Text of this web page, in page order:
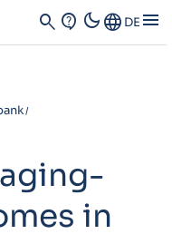
search contact_support dark_modeLanguage DE menu
in